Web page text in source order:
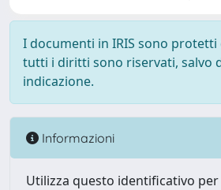
I documenti in IRIS sono
tutti i diritti sono riservati, salvo
indicazione.
Informazioni
Utilizza questo identificativo